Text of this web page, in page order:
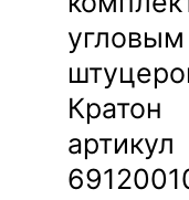
угловым
Кратон
артикул